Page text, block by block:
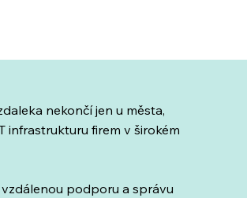
nekončí jen u města,
infrastrukturu firem v širokém
podporu a správu